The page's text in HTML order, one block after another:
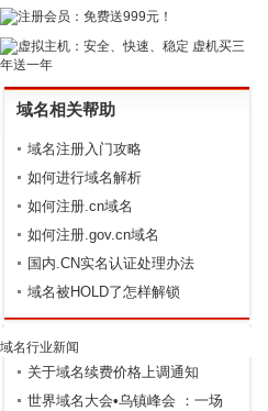
域名相关帮助
域名注册入门攻略
如何进行域名解析
如何注册.cn域名
如何注册.gov.cn域名
国内.CN实名认证处理办法
域名被HOLD了怎样解锁
域名行业新闻
关于域名续费价格上调通知
世界域名大会•乌镇峰会 ：一场